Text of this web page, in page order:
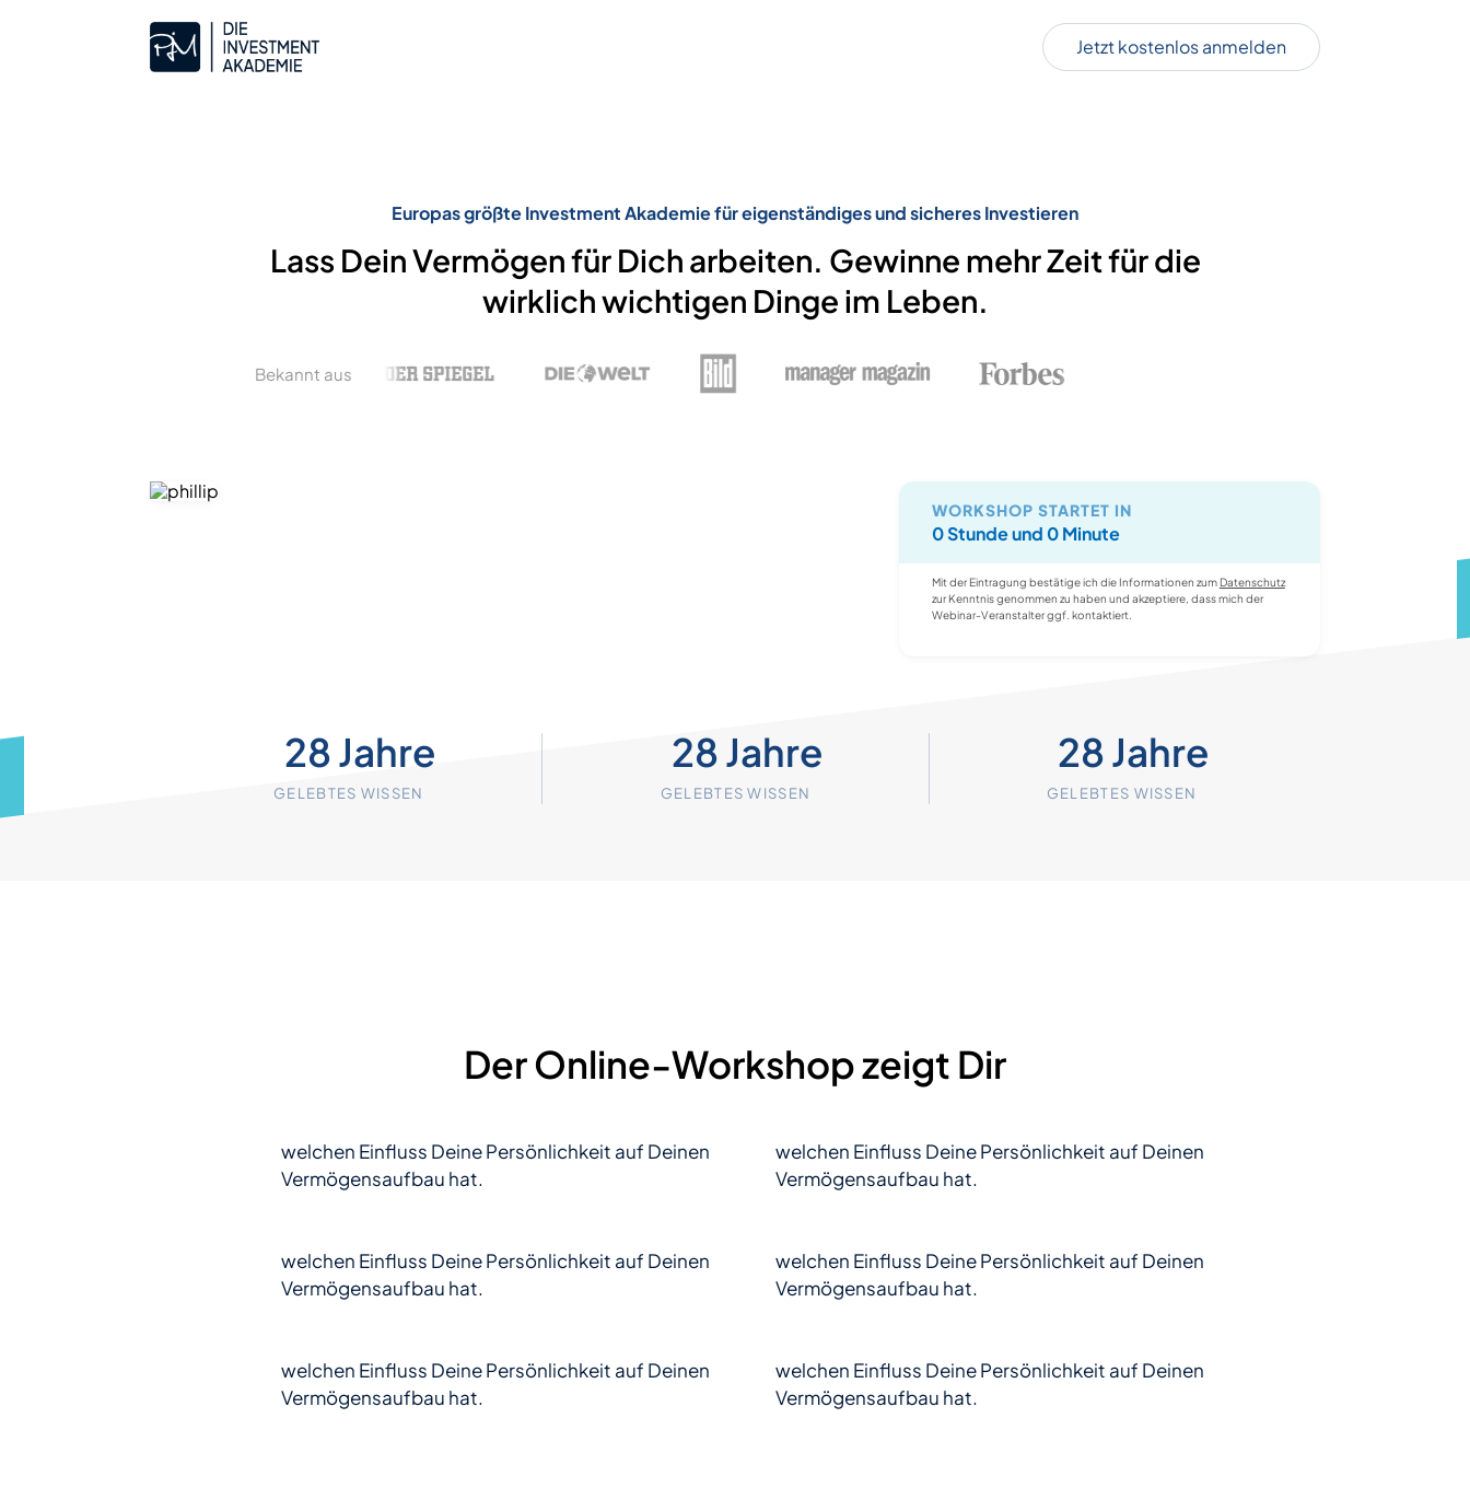
Jetzt kostenlos anmelden
Europas größte Investment Akademie für eigenständiges und sicheres Investieren
Lass Dein Vermögen für Dich arbeiten. Gewinne mehr Zeit für die
wirklich wichtigen Dinge im Leben.
Bekannt aus
WORKSHOP STARTET IN
0 Stundeund 0 Minute
Mit der Eintragung bestätige ich die Informationen zum Datenschutz
zur Kenntnis genommen zu haben und akzeptiere, dass mich der
Webinar-Veranstalter ggf. kontaktiert.
28 Jahre
GELEBTES WISSEN
28 Jahre
GELEBTES WISSEN
28 Jahre
GELEBTES WISSEN
Der Online-Workshop zeigt Dir
welchen Einfluss Deine Persönlichkeit auf Deinen
Vermögensaufbau hat.
welchen Einfluss Deine Persönlichkeit auf Deinen
Vermögensaufbau hat.
welchen Einfluss Deine Persönlichkeit auf Deinen
Vermögensaufbau hat.
welchen Einfluss Deine Persönlichkeit auf Deinen
Vermögensaufbau hat.
welchen Einfluss Deine Persönlichkeit auf Deinen
Vermögensaufbau hat.
welchen Einfluss Deine Persönlichkeit auf Deinen
Vermögensaufbau hat.